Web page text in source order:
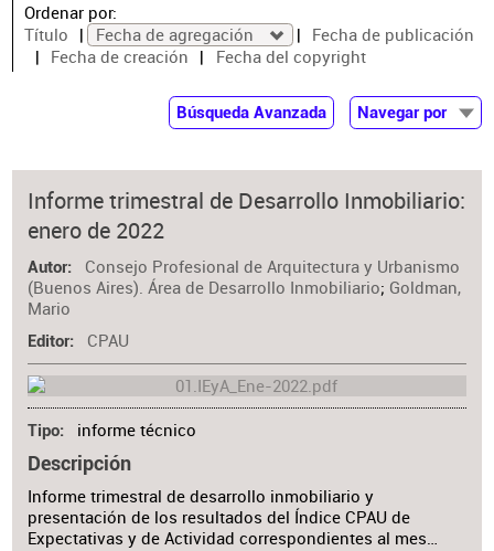
Ordenar por:
Título
Fecha de agregación
Fecha de publicación
Fecha de creación
Fecha del copyright
Búsqueda Avanzada
Navegar por
Autor
Colaborador
Informe trimestral de Desarrollo Inmobiliario:
enero de 2022
Autor
Consejo Profesional de Arquitectura y Urbanismo
(Buenos Aires). Área de Desarrollo Inmobiliario; Goldman,
Mario
Editor CPAU
Tipo informe técnico
Descripción
Informe trimestral de desarrollo inmobiliario y
presentación de los resultados del Índice CPAU de
Expectativas y de Actividad correspondientes al mes…